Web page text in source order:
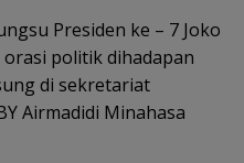
Presiden ke – 7 Joko
politik dihadapan
di sekretariat
Airmadidi Minahasa